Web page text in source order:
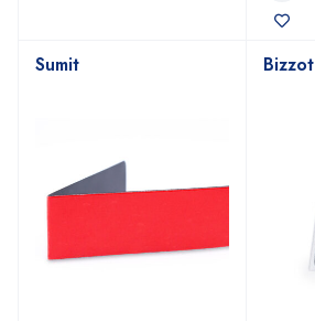
Sumit Bizzot